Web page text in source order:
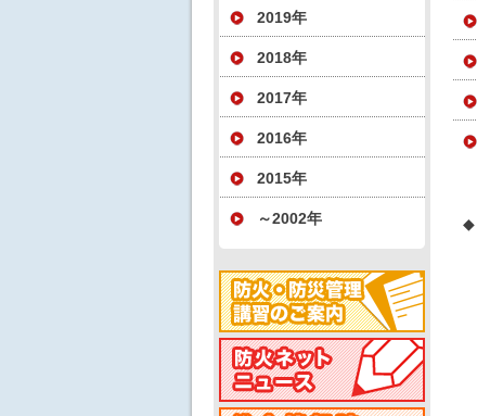
2019年
2018年
2017年
2016年
2015年
～2002年 ◆